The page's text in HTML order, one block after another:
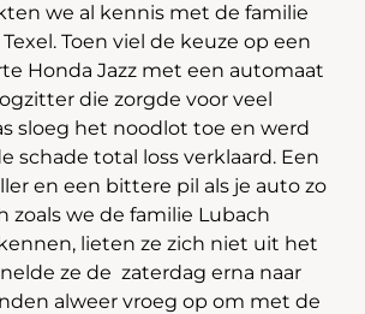
we al kennis met de familie
Toen viel de keuze op een
Honda Jazz met een automaat
die zorgde voor veel
sloeg het noodlot toe en werd
schade total loss verklaard. Een
en een bittere pil als je auto zo
zoals we de familie Lubach
lieten ze zich niet uit het
ze de zaterdag erna naar
alweer vroeg op om met de